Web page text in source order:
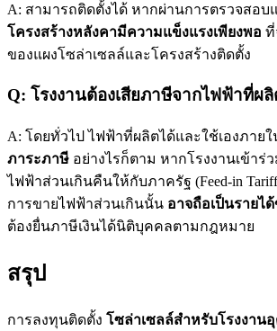
A: สามารถติดตั้งได้ หากผ่านการตรวจสอบ
โครงสร้างหลังคามีความแข็งแรงเพียงพอ ที่
ของแผงโซล่าเซลล์และโครงสร้างติดตั้ง
Q: โรงงานต้องเสียภาษีจากไฟฟ้าที่ผลิ
A: โดยทั่วไป ไฟฟ้าที่ผลิตได้และใช้เองภายใ
ภาระภาษี อย่างไรก็ตาม หากโรงงานเข้าร่
ไฟฟ้าส่วนเกินคืนให้กับภาครัฐ (Feed-in
การขายไฟฟ้าส่วนเกินนั้น อาจถือเป็นรายไ
ต้องยื่นภาษีเงินได้นิติบุคคลตามกฎหมาย
สรุป
การลงทุนติดตั้ง โซล่าเซลล์สำหรับโรงงาน